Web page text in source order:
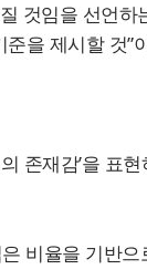
것임을 선언하
을 제시할 것”
존재감’을 표
비율을 기반으